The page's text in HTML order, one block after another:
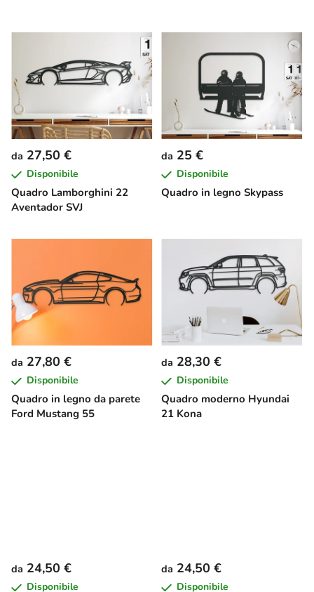
Quadro Lamborghini 22
Aventador SVJ
da 27,50 €
Disponibile
Quadro in legno Skypass
da 25 €
Disponibile
Quadro in legno da parete
Ford Mustang 55
da 27,80 €
Disponibile
Quadro moderno Hyundai
21 Kona
da 28,30 €
Disponibile
da 24,50 €
Disponibile
da 24,50 €
Disponibile